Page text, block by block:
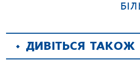
ДИВІТЬСЯ ТАКОЖ